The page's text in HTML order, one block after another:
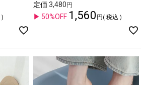
定価 3,480
50%OFF 1,560 税込